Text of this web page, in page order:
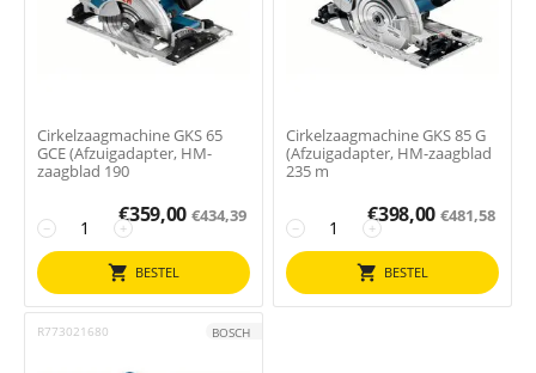
Cirkelzaagmachine GKS 65
GCE (Afzuigadapter, HM-
zaagblad 190
+
−
€359,00 €434,39
BESTEL
Cirkelzaagmachine GKS 85 G
(Afzuigadapter, HM-zaagblad
235 m
+
−
€398,00 €481,58
BESTEL
R773021680 BOSCH